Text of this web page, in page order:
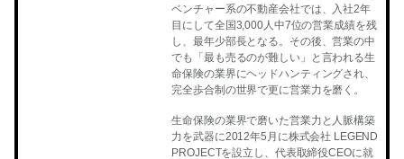
ベンチャー系の不動産会社では、入社2年
目にして全国3,000人中7位の営業成績を残
し、最年少部長となる。その後、営業の中
でも「最も売るのが難しい」と言われる生
命保険の業界にヘッドハンティングされ、
完全歩合制の世界で更に営業力を磨く。
生命保険の業界で磨いた営業力と人脈構築
力を武器に2012年5月に株式会社 LEGEND
PROJECTを設立し、代表取締役CEOに就